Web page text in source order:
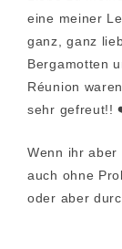
eine meiner
ganz, ganz
Bergamotten
Réunion
sehr
Wenn ihr aber
auch ohne
oder aber